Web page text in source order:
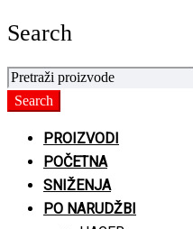
Search
PROIZVODI
POČETNA
SNIŽENJA
PO NARUDŽBI